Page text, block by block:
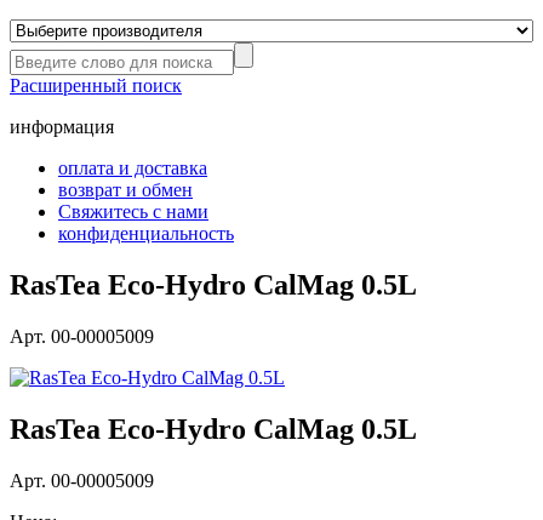
Расширенный поиск
информация
оплата и доставка
возврат и обмен
Свяжитесь с нами
конфиденциальность
RasTea Eco-Hydro CalMag 0.5L
Арт. 00-00005009
RasTea Eco-Hydro CalMag 0.5L
Арт. 00-00005009